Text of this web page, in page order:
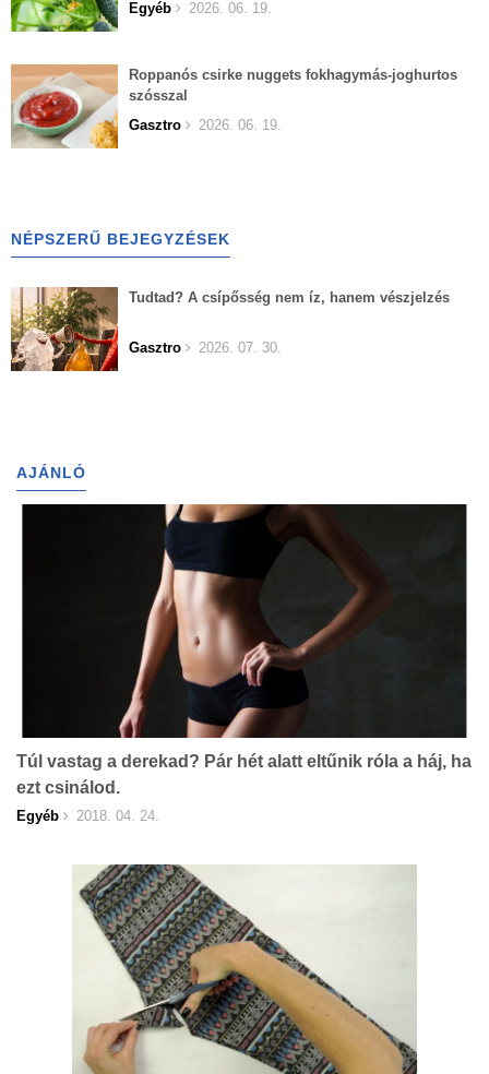
Egyéb
2026. 06. 19.
Roppanós csirke nuggets fokhagymás-joghurtos
szósszal
Gasztro
2026. 06. 19.
NÉPSZERŰ BEJEGYZÉSEK
Tudtad? A csípősség nem íz, hanem vészjelzés
Gasztro 2026. 07. 30.
AJÁNLÓ
Túl vastag a derekad? Pár hét alatt eltűnik róla a háj, ha
ezt csinálod.
Egyéb 2018. 04. 24.